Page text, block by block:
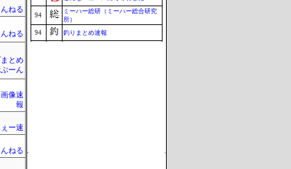
ねる
ねる
とめ
ーん
像速
報
ー速
ねる
94
ミーハー総研（ミーハー総合研究
所）
94
釣りまとめ速報